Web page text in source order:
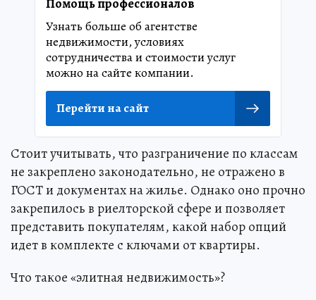
Помощь профессионалов
Узнать больше об агентстве
недвижимости, условиях
сотрудничества и стоимости услуг
можно на сайте компании.
Перейти на сайт
Стоит учитывать, что разграничение по классам
не закреплено законодательно, не отражено в
ГОСТ и документах на жилье. Однако оно прочно
закрепилось в риелторской сфере и позволяет
представить покупателям, какой набор опций
идет в комплекте с ключами от квартиры.
Что такое «элитная недвижимость»?